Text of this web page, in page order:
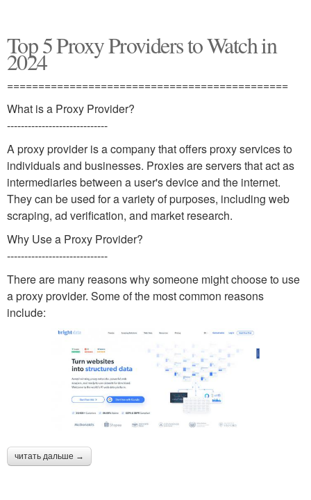
Top 5 Proxy Providers to Watch in
2024
=============================================
What is a Proxy Provider?
-----------------------------
A proxy provider is a company that offers proxy services to
individuals and businesses. Proxies are servers that act as
intermediaries between a user's device and the internet.
They can be used for a variety of purposes, including web
scraping, ad verification, and market research.
Why Use a Proxy Provider?
-----------------------------
There are many reasons why someone might choose to use
a proxy provider. Some of the most common reasons
include:
читать дальше →